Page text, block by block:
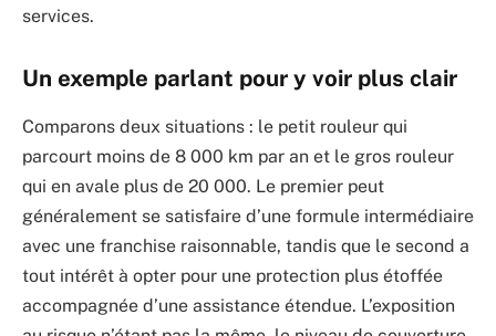
services.
Un exemple parlant pour y voir plus clair
Comparons deux situations : le petit rouleur qui
parcourt moins de 8 000 km par an et le gros rouleur
qui en avale plus de 20 000. Le premier peut
généralement se satisfaire d’une formule intermédiaire
avec une franchise raisonnable, tandis que le second a
tout intérêt à opter pour une protection plus étoffée
accompagnée d’une assistance étendue. L’exposition